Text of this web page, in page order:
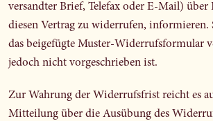
versandter Brief, Telefax oder E-Mail) über
diesen Vertrag zu widerrufen, informieren.
das beigefügte Muster-Widerrufsformular
jedoch nicht vorgeschrieben ist.
Zur Wahrung der Widerrufsfrist reicht es
Mitteilung über die Ausübung des